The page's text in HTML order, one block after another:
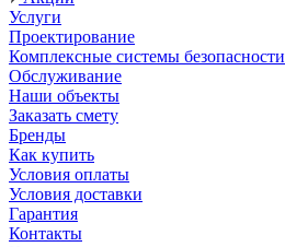
Услуги
Проектирование
Комплексные системы безопасности
Обслуживание
Наши объекты
Заказать смету
Бренды
Как купить
Условия оплаты
Условия доставки
Гарантия
Контакты